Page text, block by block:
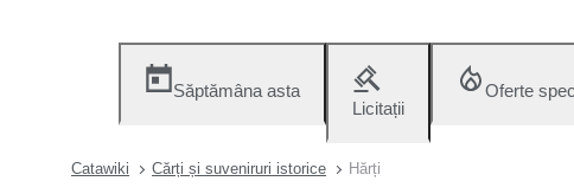
Săptămâna asta
Licitații
Oferte
Catawiki Cărți și suveniruri istorice Hărți